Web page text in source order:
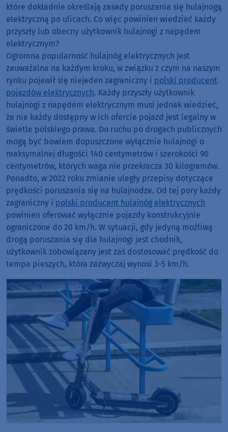
które dokładnie określają zasady poruszania się hulajnogą
elektryczną po ulicach. Co więc powinien wiedzieć każdy
przyszły lub obecny użytkownik hulajnogi z napędem
elektrycznym?
Ogromna popularność hulajnóg elektrycznych jest
zauważalna na każdym kroku, w związku z czym na naszym
rynku pojawił się niejeden zagraniczny i polski producent
pojazdów elektrycznych. Każdy przyszły użytkownik
hulajnogi z napędem elektrycznym musi jednak wiedzieć,
że nie każdy dostępny w ich ofercie pojazd jest legalny w
świetle polskiego prawa. Do ruchu po drogach publicznych
mogą być bowiem dopuszczone wyłącznie hulajnogi o
maksymalnej długości 140 centymetrów i szerokości 90
centymetrów, których waga nie przekracza 30 kilogramów.
Ponadto, w 2022 roku zmianie uległy przepisy dotyczące
prędkości poruszania się na hulajnodze. Od tej pory każdy
zagraniczny i polski producent hulajnóg elektrycznych
powinien oferować wyłącznie pojazdy konstrukcyjnie
ograniczone do 20 km/h. W sytuacji, gdy jedyną możliwą
drogą poruszania się dla hulajnogi jest chodnik,
użytkownik zobowiązany jest zaś dostosować prędkość do
tempa pieszych, która zazwyczaj wynosi 3-5 km/h.